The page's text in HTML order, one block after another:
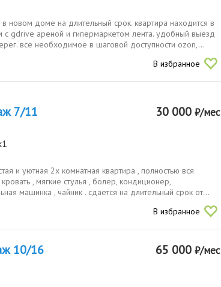
в новом доме на длительный срок. квартира находится в
с gdrive ареной и гипермаркетом лента. удобный выезд
все необходимое в шаговой доступности ozon,...
В избранное
7/11 30 000 ₽/мес
и уютная 2х комнатная квартира , полностью вся
, мягкие стулья , болер, кондиционер,
машинка , чайник . сдается на длительный срок от...
В избранное
10/16 65 000 ₽/мес